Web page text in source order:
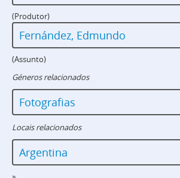
(Produtor)
Fernández, Edmundo
(Assunto)
Géneros relacionados
Fotografias
Locais relacionados
Argentina